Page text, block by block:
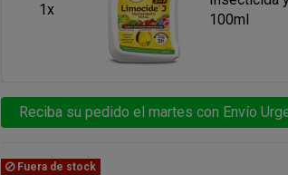
1x
100ml
Reciba su pedido el martes con Envío
Fuera de stock